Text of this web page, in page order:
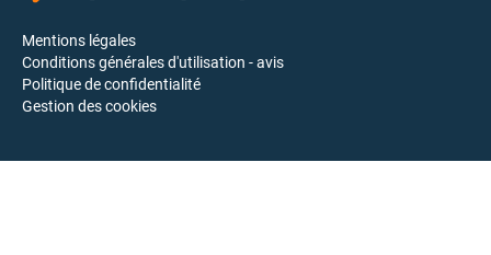
Mentions légales
Conditions générales d'utilisation - avis
Politique de confidentialité
Gestion des cookies